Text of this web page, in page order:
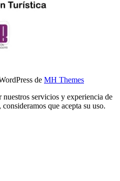
de MH Themes
servicios y experiencia de
que acepta su uso.